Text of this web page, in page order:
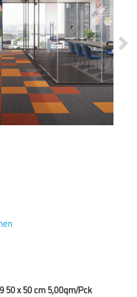
50 x 50 cm 5,00qm/Pck